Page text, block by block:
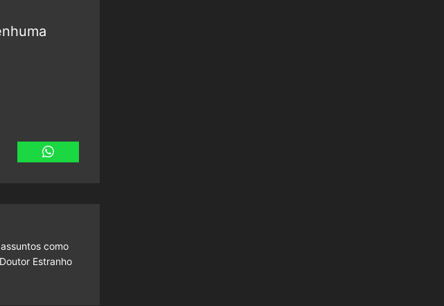
como
Estranho